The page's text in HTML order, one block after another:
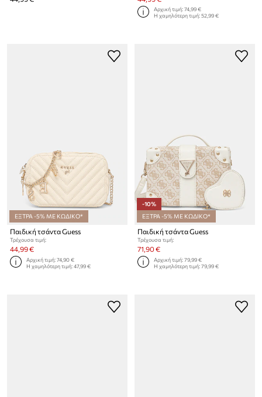
Αρχική τιμή:74,99 €
Η χαμηλότερη τιμή:52,99 €
ΕΞΤΡΑ -5% ΜΕ ΚΩΔΙΚΟ*
Παιδική τσάντα Guess
Τρέχουσα τιμή:
44,99 €
Αρχική τιμή:74,90 €
Η χαμηλότερη τιμή:47,99 €
-10%
ΕΞΤΡΑ -5% ΜΕ ΚΩΔΙΚΟ*
Παιδική τσάντα Guess
Τρέχουσα τιμή:
71,90 €
Αρχική τιμή:79,99 €
Η χαμηλότερη τιμή:79,99 €